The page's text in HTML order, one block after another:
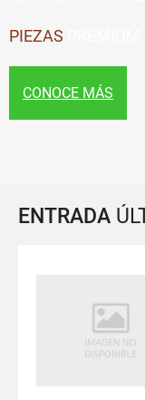
PIEZAS
CONOCE MÁS
ENTRADA